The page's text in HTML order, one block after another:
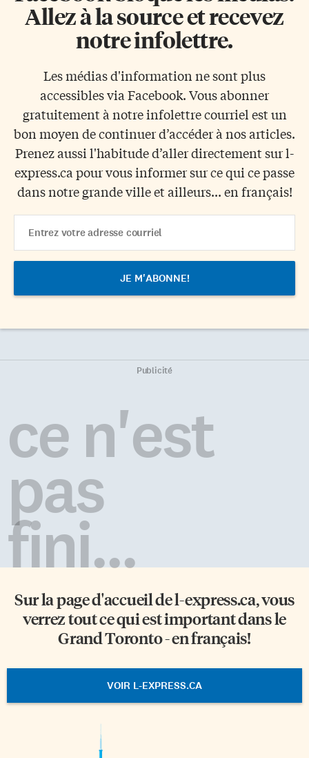
Allez à la source et recevez
notre infolettre.
Les médias d'information ne sont plus
accessibles via Facebook. Vous abonner
gratuitement à notre infolettre courriel est un
bon moyen de continuer d’accéder à nos articles.
Prenez aussi l'habitude d’aller directement sur l-
express.ca pour vous informer sur ce qui ce passe
dans notre grande ville et ailleurs... en français!
Address
Publicité
ce n'est
pas
fini...
Sur la page d'accueil del-express.ca, vous
verrez tout ce qui est important dans le
Grand Toronto - en français!
VOIR L-EXPRESS.CA